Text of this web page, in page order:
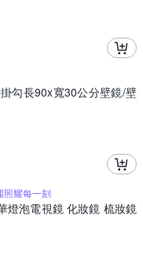
勾長90x寬30公分壁鏡/壁
照耀每一刻
燈泡電視鏡 化妝鏡 梳妝鏡